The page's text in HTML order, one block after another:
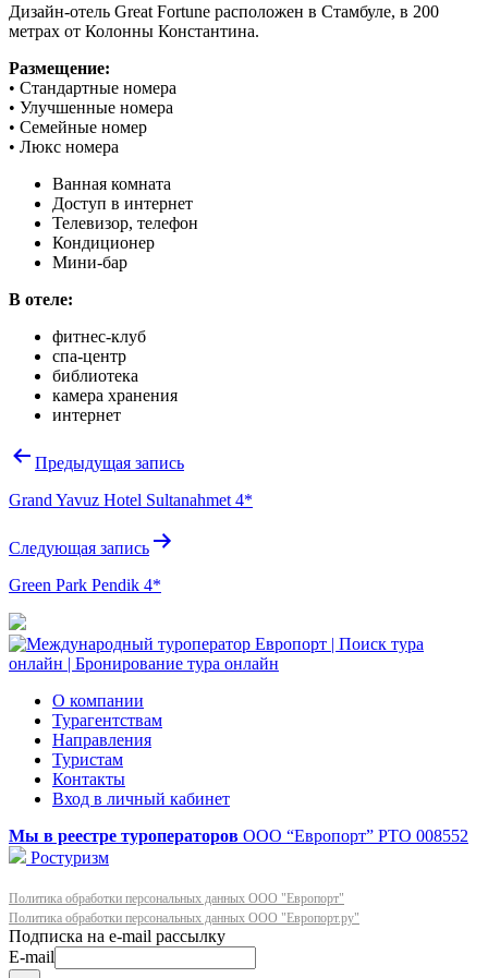
Дизайн-отель Great Fortune расположен в Стамбуле, в 200
метрах от Колонны Константина.
Размещение:
• Стандартные номера
• Улучшенные номера
• Семейные номер
• Люкс номера
Ванная комната
Доступ в интернет
Телевизор, телефон
Кондиционер
Мини-бар
В отеле:
фитнес-клуб
спа-центр
библиотека
камера хранения
интернет
Навигация
записям
Предыдущая запись
Grand Yavuz Hotel Sultanahmet 4*
Следующая запись
Green Park Pendik 4*
О компании
Турагентствам
Направления
Туристам
Контакты
Вход в личный кабинет
Мы в реестре туроператоров ООО “Европорт” РТО 008552
Ростуризм
Политика обработки персональных данных ООО "Европорт"
Политика обработки персональных данных ООО "Европорт.ру"
E-mail